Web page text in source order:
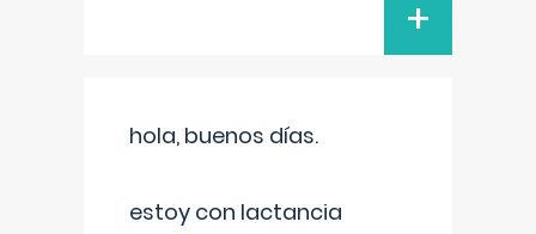
+
hola, buenos días.
estoy con lactancia